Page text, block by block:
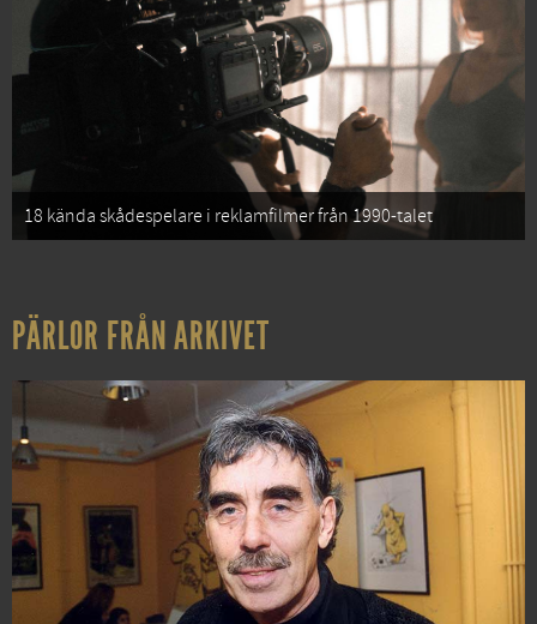
18 kända skådespelare i reklamfilmer från 1990-talet
PÄRLOR FRÅN ARKIVET